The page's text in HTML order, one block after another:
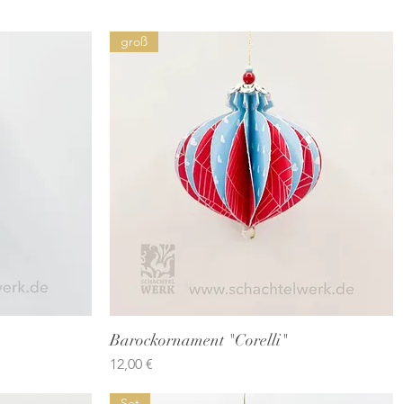
Schnellansicht
groß
Barockornament "Corelli"
Preis
12,00 €